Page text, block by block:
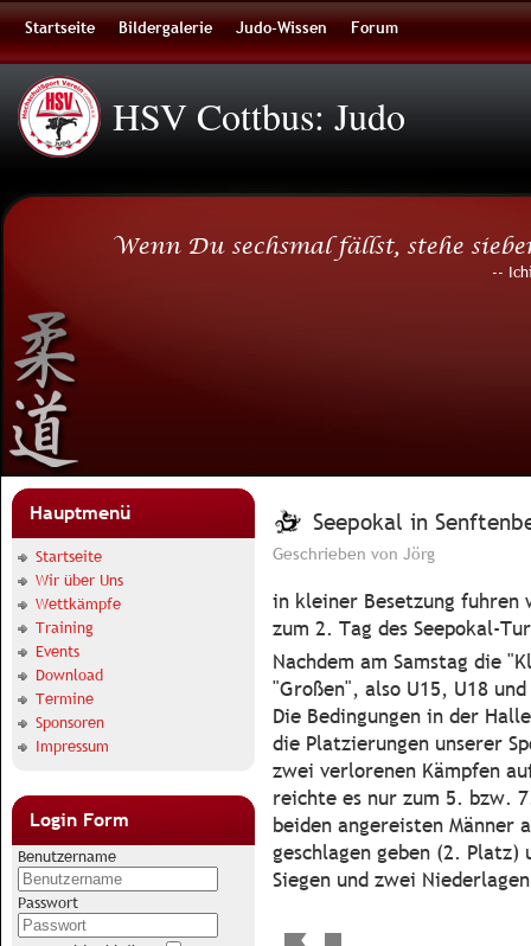
Startseite Bildergalerie Judo-Wissen Forum
HSV Cottbus: Judo
Wenn Du sechsmal fällst, stehe
--
Hauptmenü
Startseite
Wir über Uns
Wettkämpfe
Training
Events
Download
Termine
Sponsoren
Impressum
Login Form
Benutzername
Passwort
Seepokal in
Geschrieben von Jörg
in kleiner Besetzung fuhren
zum 2. Tag des Seepokal-
Nachdem am Samstag die
"Großen", also U15, U18
Die Bedingungen in der
die Platzierungen unserer
zwei verlorenen Kämpfen
reichte es nur zum 5. bzw.
beiden angereisten Männer
geschlagen geben (2.
Siegen und zwei